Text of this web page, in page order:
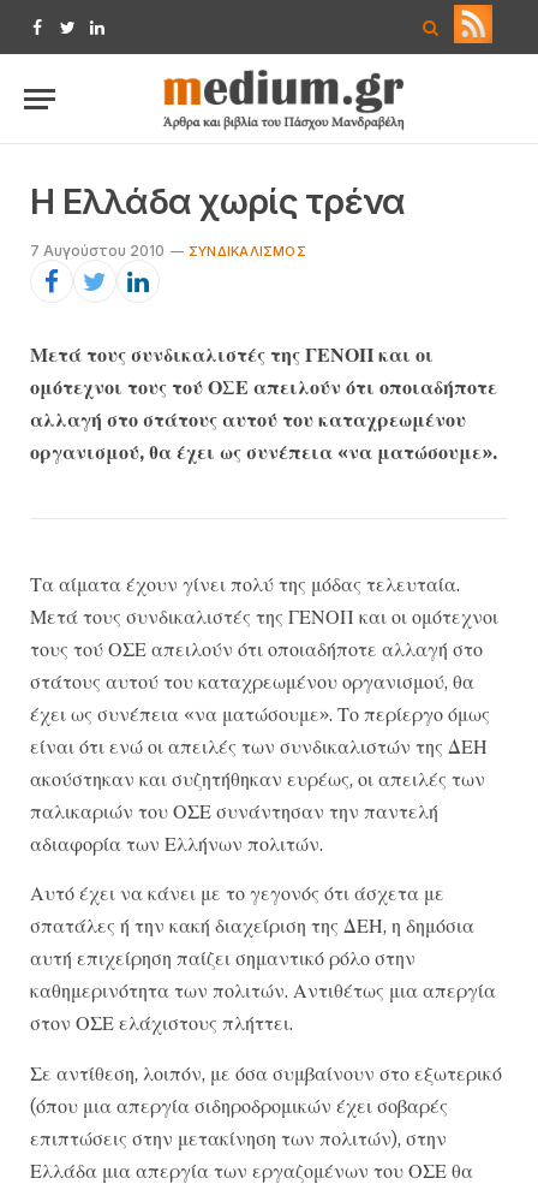
Facebook
TwitterLinkedIn
Η Ελλάδα χωρίς τρένα
7 Αυγούστου 2010 ΣΥΝΔΙΚΑΛΙΣΜΌΣ
Μετά τους συνδικαλιστές της ΓΕΝΟΠ και οι
ομότεχνοι τους τού ΟΣΕ απειλούν ότι οποιαδήποτε
αλλαγή στο στάτους αυτού του καταχρεωμένου
οργανισμού, θα έχει ως συνέπεια «να ματώσουμε».
Τα αίματα έχουν γίνει πολύ της μόδας τελευταία.
Μετά τους συνδικαλιστές της ΓΕΝΟΠ και οι ομότεχνοι
τους τού ΟΣΕ απειλούν ότι οποιαδήποτε αλλαγή στο
στάτους αυτού του καταχρεωμένου οργανισμού, θα
έχει ως συνέπεια «να ματώσουμε». Το περίεργο όμως
είναι ότι ενώ οι απειλές των συνδικαλιστών της ΔΕΗ
ακούστηκαν και συζητήθηκαν ευρέως, οι απειλές των
παλικαριών του ΟΣΕ συνάντησαν την παντελή
αδιαφορία των Ελλήνων πολιτών.
Αυτό έχει να κάνει με το γεγονός ότι άσχετα με
σπατάλες ή την κακή διαχείριση της ΔΕΗ, η δημόσια
αυτή επιχείρηση παίζει σημαντικό ρόλο στην
καθημερινότητα των πολιτών. Αντιθέτως μια απεργία
στον ΟΣΕ ελάχιστους πλήττει.
Σε αντίθεση, λοιπόν, με όσα συμβαίνουν στο εξωτερικό
(όπου μια απεργία σιδηροδρομικών έχει σοβαρές
επιπτώσεις στην μετακίνηση των πολιτών), στην
Ελλάδα μια απεργία των εργαζομένων του ΟΣΕ θα